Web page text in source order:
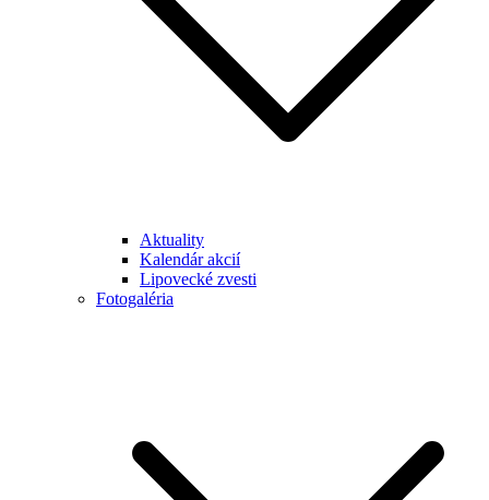
Aktuality
Kalendár akcií
Lipovecké zvesti
Fotogaléria